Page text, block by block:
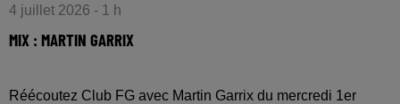
4 juillet 2026 - 1 h
MIX : MARTIN GARRIX
Réécoutez Club FG avec Martin Garrix du mercredi 1er